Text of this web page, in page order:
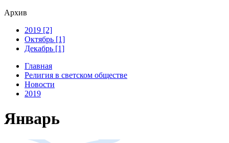
Архив
2019 [2]
Октябрь [1]
Декабрь [1]
Главная
Религия в светском обществе
Новости
2019
Январь